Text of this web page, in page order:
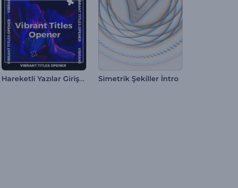
Hareketli Yazılar Giriş Videosu Simetrik Şekiller İntro